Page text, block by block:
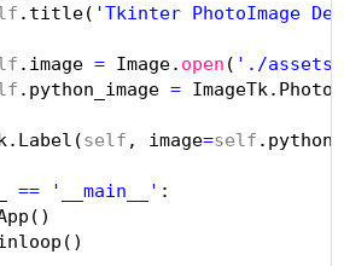
.title( 'Tkinter PhotoImage
.image = Image. open ( './
.python_image =
self , image=self
== '__main__' :